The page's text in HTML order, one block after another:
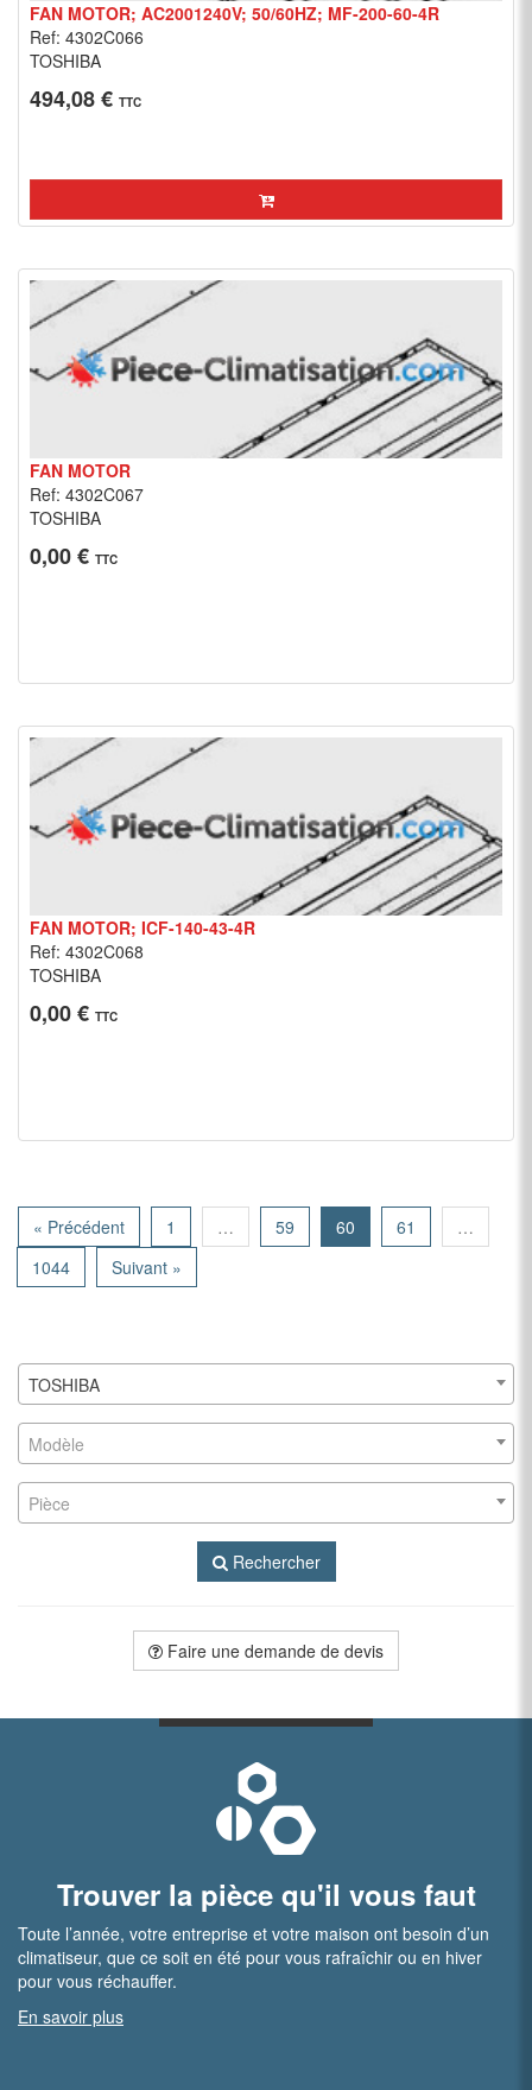
FAN MOTOR; AC2001240V; 50/60HZ; MF-200-60-4R
Ref: 4302C066
TOSHIBA
494,08 € TTC
FAN MOTOR
Ref: 4302C067
TOSHIBA
0,00 € TTC
FAN MOTOR; ICF-140-43-4R
Ref: 4302C068
TOSHIBA
0,00 € TTC
« Précédent 1 … 59 60 61
…
1044
Suivant »
TOSHIBA
Modèle
Pièce
Rechercher
Faire une demande de devis
Trouver la pièce qu'il vous faut
Toute l’année, votre entreprise et votre maison ont besoin d’un
climatiseur, que ce soit en été pour vous rafraîchir ou en hiver
pour vous réchauffer.
En savoir plus